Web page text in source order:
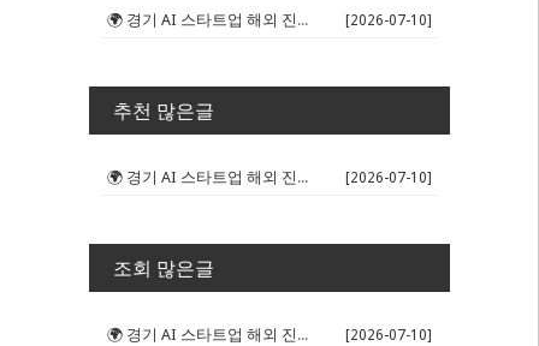
🌍 경기 AI 스타트업 해외 진출 판... [2026-07-10]
추천 많은글
🌍 경기 AI 스타트업 해외 진출 판... [2026-07-10]
조회 많은글
🌍 경기 AI 스타트업 해외 진출 판... [2026-07-10]